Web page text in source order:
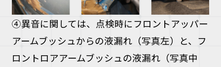
④異音に関しては、点検時にフロントアッパー
アームブッシュからの液漏れ（写真左）と、フ
ロントロアアームブッシュの液漏れ（写真中